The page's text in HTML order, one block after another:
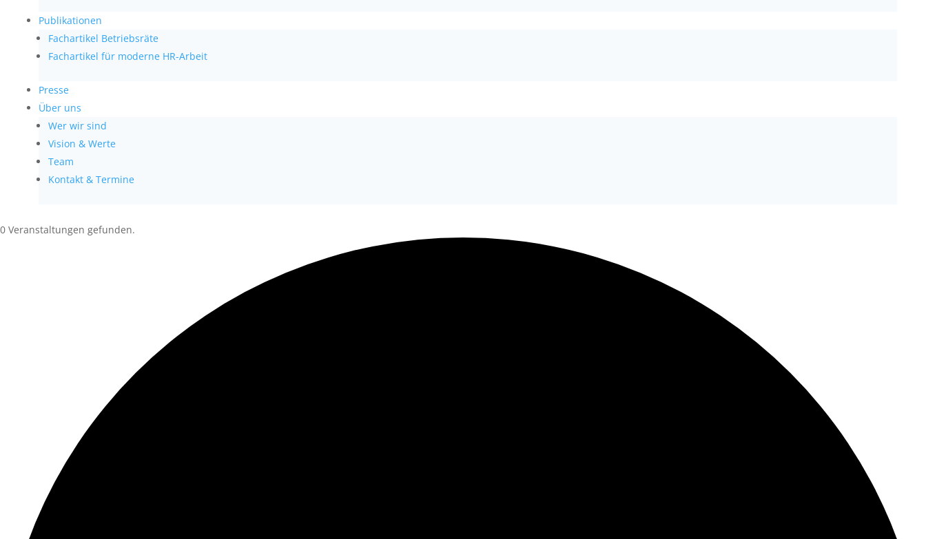
Publikationen
Fachartikel Betriebsräte
Fachartikel für moderne HR-Arbeit
Presse
Über uns
Wer wir sind
Vision & Werte
Team
Kontakt & Termine
0 Veranstaltungen gefunden.